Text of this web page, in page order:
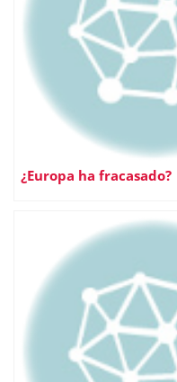
¿Europa ha fracasado?